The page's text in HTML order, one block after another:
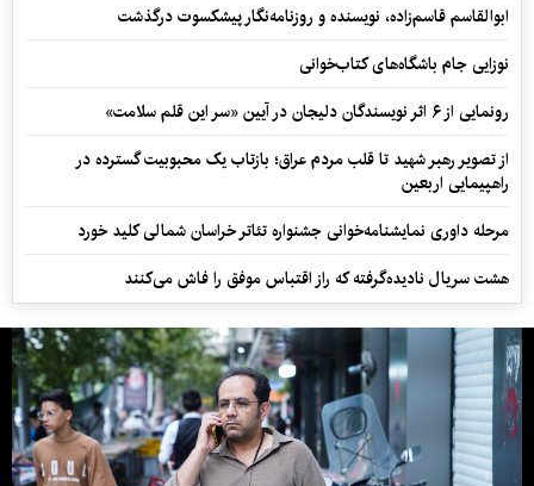
ابوالقاسم قاسم‌زاده، نویسنده و روزنامه‌نگار پیشکسوت درگذشت
نوزایی جام باشگاه‌های کتاب‌خوانی
رونمایی از ۶ اثر نویسندگان دلیجان در آیین «سر این قلم سلامت»
از تصویر رهبر شهید تا قلب مردم عراق؛ بازتاب یک محبوبیت گسترده در
راهپیمایی اربعین
مرحله داوری نمایشنامه‌خوانی جشنواره تئاتر خراسان شمالی کلید خورد
هشت سریال نادیده‌گرفته که راز اقتباس موفق را فاش می‌کنند